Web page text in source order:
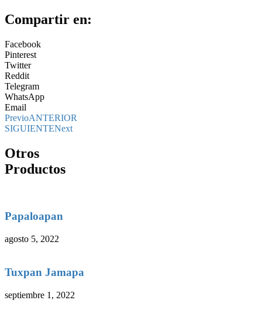
Compartir en:
Facebook
Pinterest
Twitter
Reddit
Telegram
WhatsApp
Email
PrevioANTERIOR
SIGUIENTENext
Otros
Productos
Papaloapan
agosto 5, 2022
Tuxpan Jamapa
septiembre 1, 2022